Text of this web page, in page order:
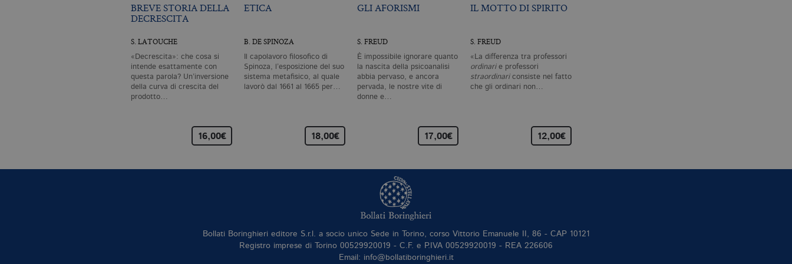
BREVE STORIA DELLA
DECRESCITA
S. LATOUCHE
«Decrescita»: che cosa si
intende esattamente con
questa parola? Un’inversione
della curva di crescita del
prodotto…
16,00€
ETICA
B. DE SPINOZA
Il capolavoro filosofico di
Spinoza, l’esposizione del suo
sistema metafisico, al quale
lavorò dal 1661 al 1665 per…
18,00€
GLI AFORISMI
S. FREUD
È impossibile ignorare quanto
la nascita della psicoanalisi
abbia pervaso, e ancora
pervada, le nostre vite di
donne e…
17,00€
IL MOTTO DI SPIRITO
S. FREUD
«La differenza tra professori
ordinarie professori
straordinariconsiste nel fatto
che gli ordinari non…
12,00€
Bollati Boringhieri editore S.r.l. a socio unico Sede in Torino, corso Vittorio Emanuele II, 86 - CAP 10121
Registro imprese di Torino 00529920019 - C.F. e P.IVA 00529920019 - REA 226606
Email: info@bollatiboringhieri.it